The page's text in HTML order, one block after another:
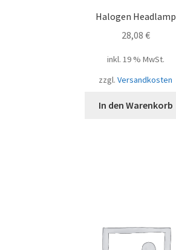
Halogen Headlamp
28,08 €
inkl. 19 % MwSt.
zzgl. Versandkosten
In den Warenkorb